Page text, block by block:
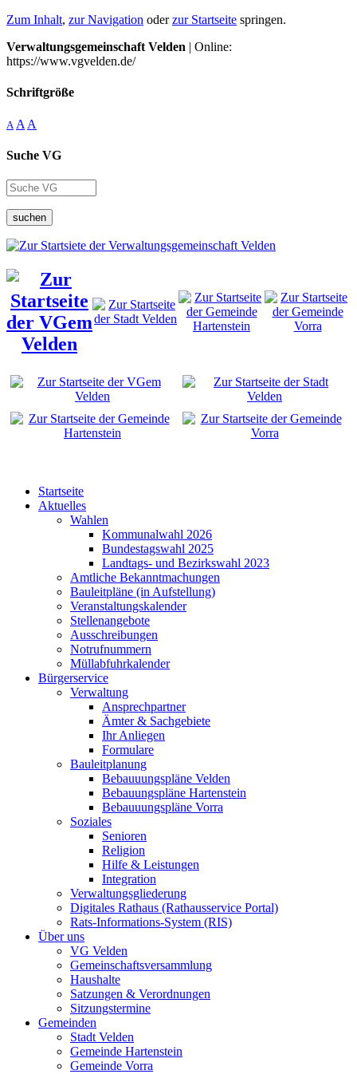
Zum Inhalt, zur Navigation oderzur Startseite springen.
Verwaltungsgemeinschaft Velden | Online:
https://www.vgvelden.de/
Schriftgröße
A A A
Suche VG
suchen
Startseite
Aktuelles
Wahlen
Kommunalwahl 2026
Bundestagswahl 2025
Landtags- und Bezirkswahl 2023
Amtliche Bekanntmachungen
Bauleitpläne (in Aufstellung)
Veranstaltungskalender
Stellenangebote
Ausschreibungen
Notrufnummern
Müllabfuhrkalender
Bürgerservice
Verwaltung
Ansprechpartner
Ämter & Sachgebiete
Ihr Anliegen
Formulare
Bauleitplanung
Bebauuungspläne Velden
Bebauungspläne Hartenstein
Bebauuungspläne Vorra
Soziales
Senioren
Religion
Hilfe & Leistungen
Integration
Verwaltungsgliederung
Digitales Rathaus (Rathausservice Portal)
Rats-Informations-System (RIS)
Über uns
VG Velden
Gemeinschaftsversammlung
Haushalte
Satzungen & Verordnungen
Sitzungstermine
Gemeinden
Stadt Velden
Gemeinde Hartenstein
Gemeinde Vorra